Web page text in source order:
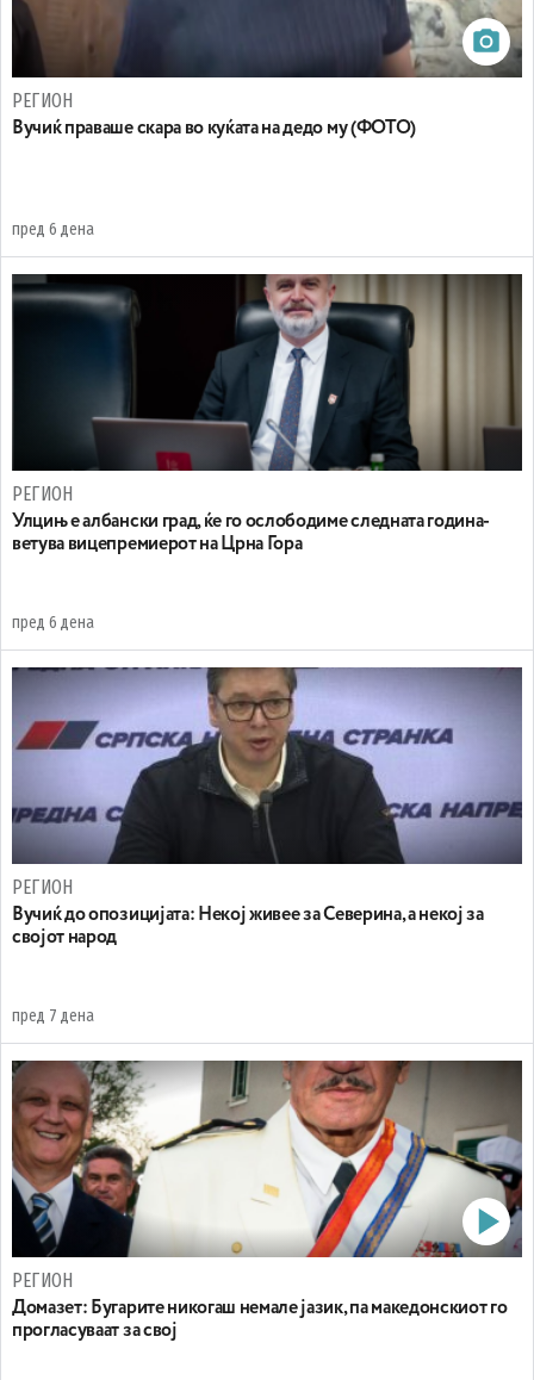
РЕГИОН
Вучиќ праваше скара во куќата на дедо му (ФОТО)
пред 6 дена
РЕГИОН
Улцињ е албански град, ќе го ослободиме следната година-
ветува вицепремиерот на Црна Гора
пред 6 дена
РЕГИОН
Вучиќ до опозицијата: Некој живее за Северина, а некој за
својот народ
пред 7 дена
РЕГИОН
Домазет: Бугарите никогаш немале јазик, па македонскиот го
прогласуваат за свој